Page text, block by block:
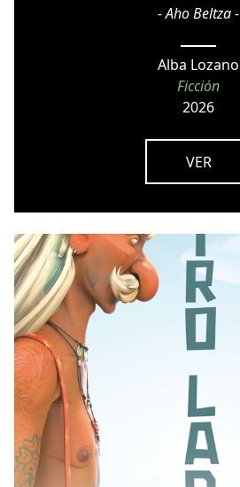
- Aho Beltza -
Alba Lozano
Ficción
2026
VER